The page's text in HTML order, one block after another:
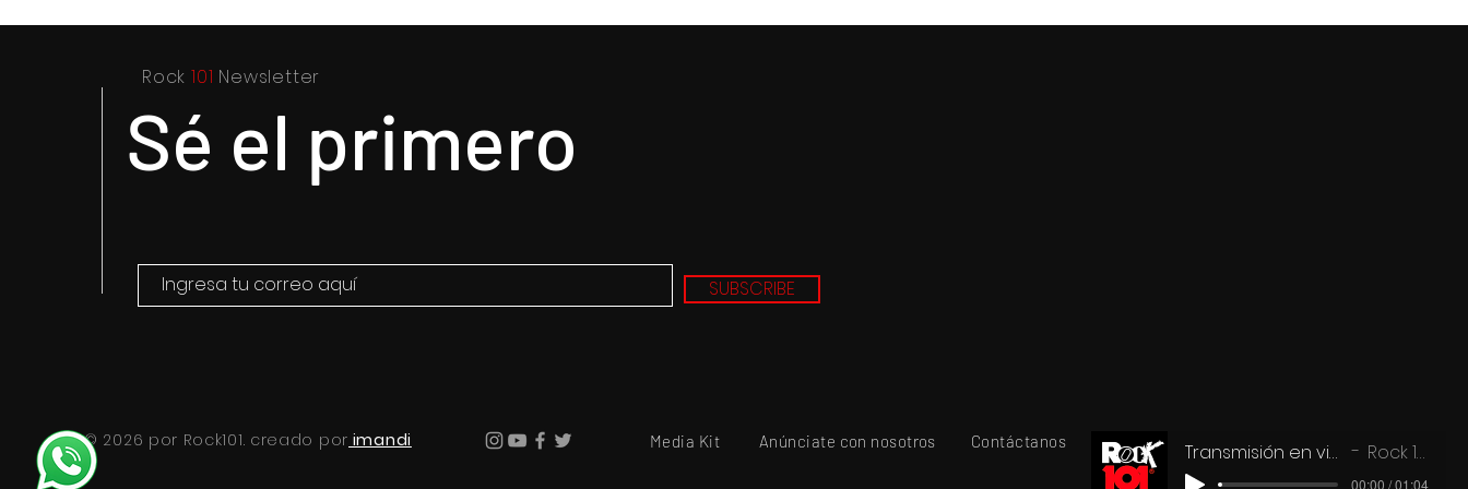
William Orbit
resultado de la tragedia y
el drama
Transmisión en vivo Rock 101
00:00 / 01:04
Rock 101 Newsletter
Sé el primero
SUBSCRIBE
© 2026 por Rock101. creado por imandi Media Kit Anúnciate con nosotros Contáctanos